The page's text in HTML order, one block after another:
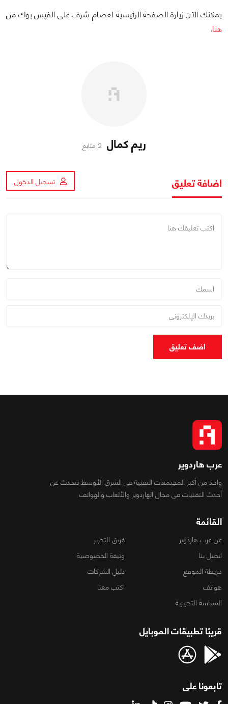
يمكنك الآن زيارة الصفحة الرئيسية لعصام شرف على الفيس بوك من
هنا.
ريم كمال 2 متابع
اضافة تعليق تسجيل الدخول
اضف تعليق
عرب هاردوير
واحد من أكبر المجتمعات التقنية فى الشرق الأوسط تتحدث عن
أحدث التقنيات فى مجال الهاردوير والألعاب والهواتف
القائمة
عن عرب هاردوير
فريق التحرير
اتصل بنا
وثيقة الخصوصية
خريطة الموقع
دليل الشركات
هواتف
اكتب معنا
السياسة التحريرية
قريبًا تطبيقات الموبايل
تابعونا على